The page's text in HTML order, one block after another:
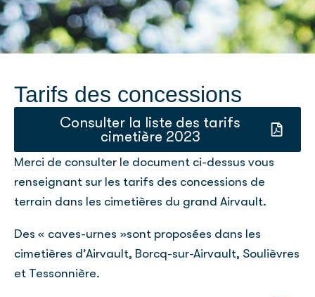
Tarifs des concessions
Consulter la liste des tarifs
cimetière 2023
Merci de consulter le document ci-dessus vous
renseignant sur les tarifs des concessions de
terrain dans les cimetières du grand Airvault.
Des « caves-urnes »sont proposées dans les
cimetières d’Airvault, Borcq-sur-Airvault, Soulièvres
et Tessonnière.